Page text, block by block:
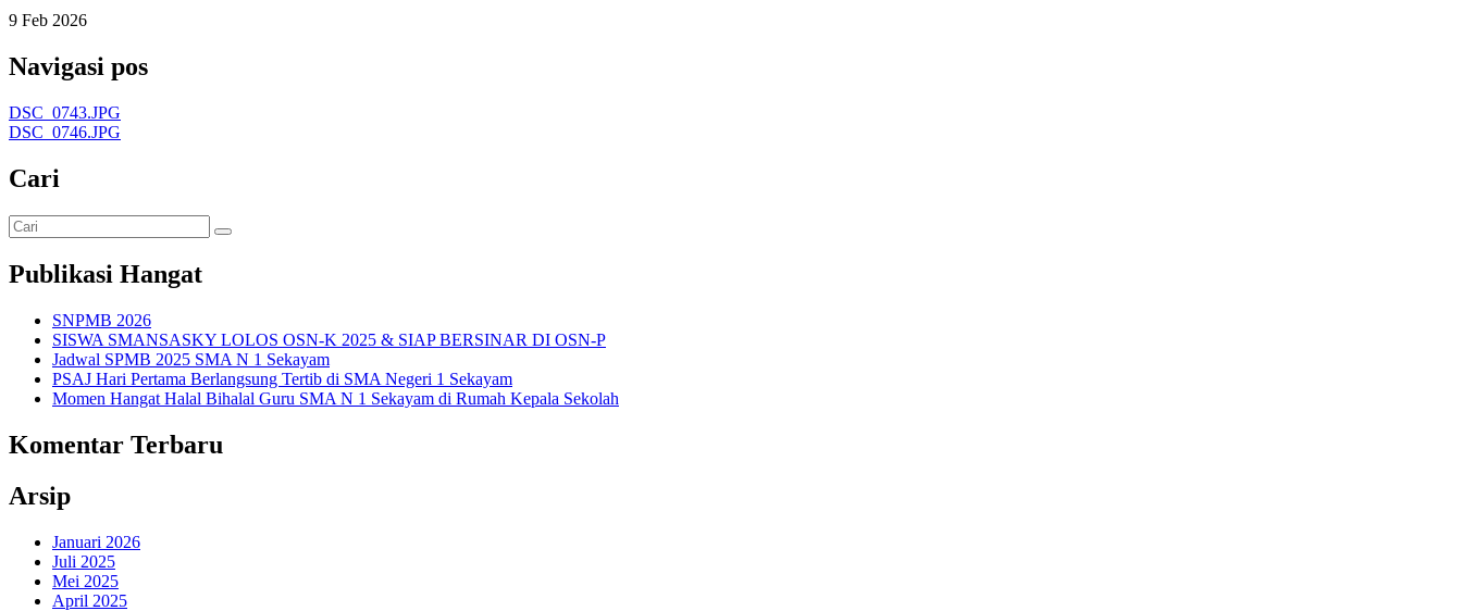
9 Feb 2026
Navigasi pos
DSC_0743.JPG
DSC_0746.JPG
Cari
Publikasi Hangat
SNPMB 2026
SISWA SMANSASKY LOLOS OSN-K 2025 & SIAP BERSINAR DI OSN-P
Jadwal SPMB 2025 SMA N 1 Sekayam
PSAJ Hari Pertama Berlangsung Tertib di SMA Negeri 1 Sekayam
Momen Hangat Halal Bihalal Guru SMA N 1 Sekayam di Rumah Kepala Sekolah
Komentar Terbaru
Arsip
Januari 2026
Juli 2025
Mei 2025
April 2025